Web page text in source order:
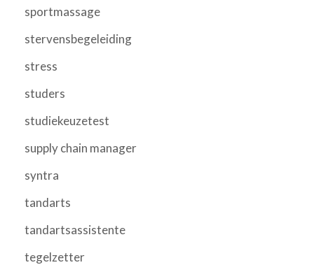
sportmassage
stervensbegeleiding
stress
studers
studiekeuzetest
supply chain manager
syntra
tandarts
tandartsassistente
tegelzetter